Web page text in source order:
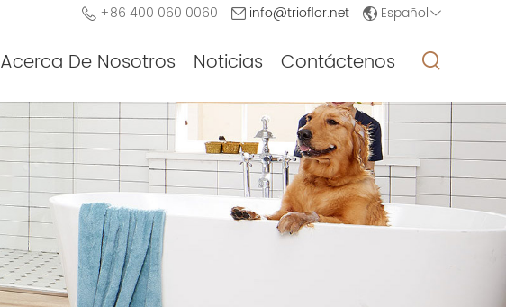
Español
info@trioflor.net
+86 400 060 0060
Acerca De Nosotros Noticias Contáctenos